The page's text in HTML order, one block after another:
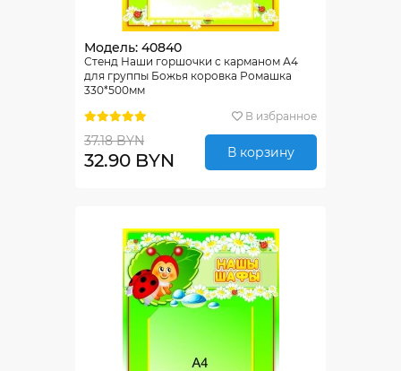
Модель: 40840
Стенд Наши горшочки с карманом А4
для группы Божья коровка Ромашка
330*500мм
В избранное
37.18 BYN
32.90 BYN В корзину